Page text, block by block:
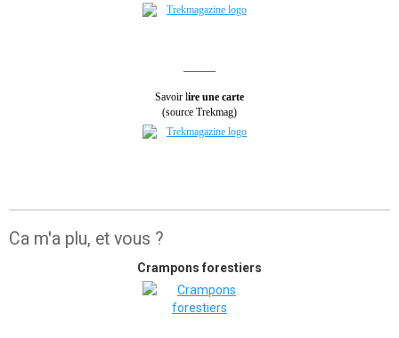
Savoir lire une carte
(source Trekmag)
Ca m'a plu, et vous ?
Crampons forestiers